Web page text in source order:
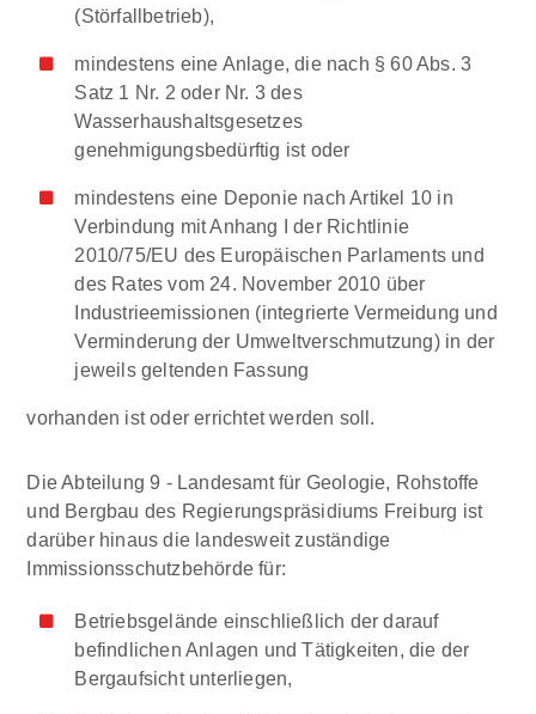
(Störfallbetrieb),
mindestens eine Anlage, die nach § 60 Abs. 3
Satz 1 Nr. 2 oder Nr. 3 des
Wasserhaushaltsgesetzes
genehmigungsbedürftig ist oder
mindestens eine Deponie nach Artikel 10 in
Verbindung mit Anhang I der Richtlinie
2010/75/EU des Europäischen Parlaments und
des Rates vom 24. November 2010 über
Industrieemissionen (integrierte Vermeidung und
Verminderung der Umweltverschmutzung) in der
jeweils geltenden Fassung
vorhanden ist oder errichtet werden soll.
Die Abteilung 9 - Landesamt für Geologie, Rohstoffe
und Bergbau des Regierungspräsidiums Freiburg ist
darüber hinaus die landesweit zuständige
Immissionsschutzbehörde für:
Betriebsgelände einschließlich der darauf
befindlichen Anlagen und Tätigkeiten, die der
Bergaufsicht unterliegen,